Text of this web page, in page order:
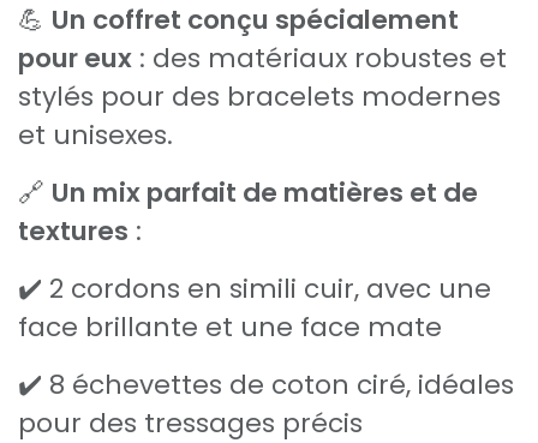
💪 Un coffret conçu spécialement
pour eux : des matériaux robustes et
stylés pour des bracelets modernes
et unisexes.
🔗 Un mix parfait de matières et de
textures :
✔️ 2 cordons en simili cuir, avec une
face brillante et une face mate
✔️ 8 échevettes de coton ciré, idéales
pour des tressages précis